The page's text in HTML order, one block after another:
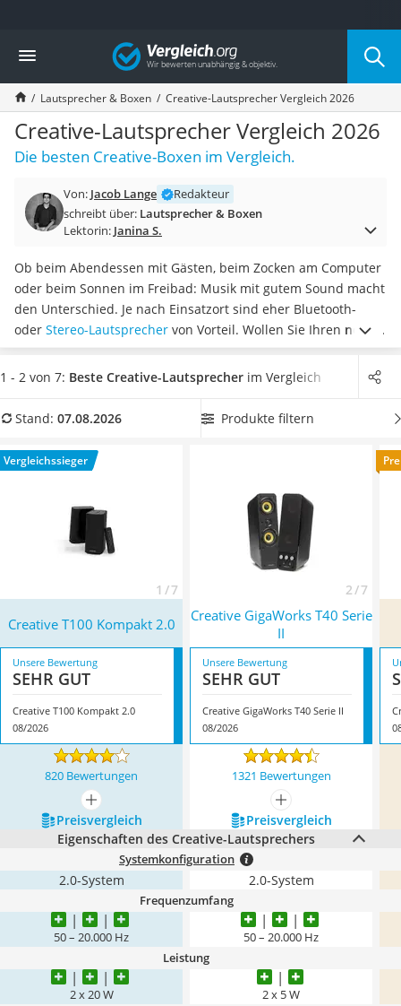
Die beliebtesten Vergleiche nach Kategorie
Elektronik
Powerstation
Monitor 32 Zoll 4K
Fernseher
Drucker
Desktop-PC
Diascanner
Laser-Multifunktionsdrucker
Powerstation mit Solarpanel
Gaming-PC
Soundbar
17-Zoll-Laptop
Satellitenschüssel
Gaming-Headset
Tablets unter 200 Euro
Lichtwecker
Acer Aspire
Vergleich
Lautsprecher & Boxen Creative-Lautsprecher Vergleich 2026
Creative-Lautsprecher Vergleich 2026
Die besten Creative-Boxen im Vergleich.
Von: Jacob Lange
Redakteur
schreibt über: Lautsprecher & Boxen
Lektorin: Janina S.
Ob beim Abendessen mit Gästen, beim Zocken am Computer
oder beim Sonnen im Freibad: Musik mit gutem Sound macht
den Unterschied. Je nach Einsatzort sind eher Bluetooth-
oder Stereo-Lautsprecher von Vorteil. Wollen Sie Ihren neuen
Creative-Lautsprecher flexibel auf Reisen verwenden, ist ein
kabelloses Modell laut gängigen Online-Tests besonders von
Creative-Lautsprecher mit Kopfhörerausgang, damit Sie Ihre
August 2026 besonders das Modell
2.0* mit seinen Eigenschaften.
1 - 2 von 7: Beste Creative-Lautsprecher im Vergleich
Stand: 07.08.2026 Produkte filtern
Vergleichssieger
1 / 7 2 / 7
Creative T100 Kompakt 2.0
Creative GigaWorks T40 Serie
II
Unsere Bewertung
SEHR GUT
Creative T100 Kompakt 2.0
08/2026
Unsere Bewertung
SEHR GUT
Creative GigaWorks T40 Serie II
08/2026
820 Bewertungen 1321 Bewertungen
mehr anzeigen
mehr anzeigen
Preis­vergleich
Preis­vergleich
Eigenschaften des Creative-Lautsprechers
Systemkonfiguration
2.0-System 2.0-System
Frequenzumfang
50 – 20.000 Hz 50 – 20.000 Hz
Leistung
2 x 20 W 2 x 5 W